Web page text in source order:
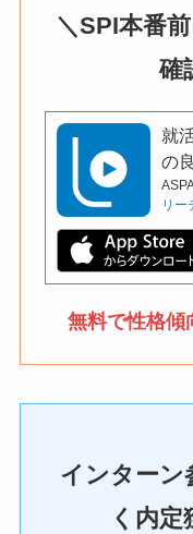
＼SPI本番
確
就
の
リー
無料で性格傾
インターン
く内